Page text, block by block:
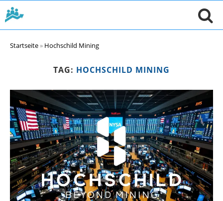
Startseite» Hochschild Mining
TAG: HOCHSCHILD MINING